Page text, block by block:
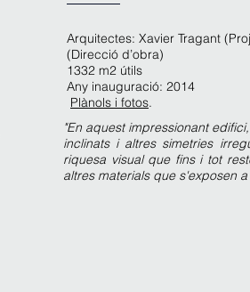
Arquitectes: Xavier Tragant
(Direcció d’obra)
1332 m2 útils
Any inauguració: 2014
Plànols i fotos.
"En aquest impressionant
inclinats i altres simetries
riquesa visual que fins i tot
altres materials que s'exposen